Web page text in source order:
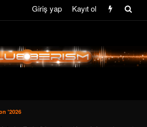
Giriş yap Kayıt ol
'2026